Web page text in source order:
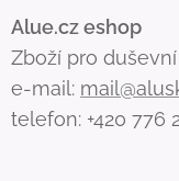
Alue.cz eshop
Zboží pro
e-mail:
telefon: +420 776